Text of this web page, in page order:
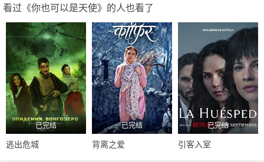
看过《你也可以是天使》的人也看了
已完结
逃出危城
已完结
背离之爱
已完结
引客入室